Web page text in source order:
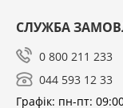
СЛУЖБА
0 800 211 233
044 593 12 33
Графік: пн-пт: